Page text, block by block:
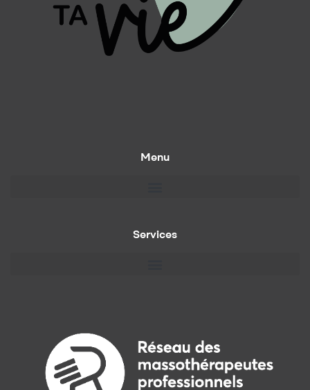
Menu
Services